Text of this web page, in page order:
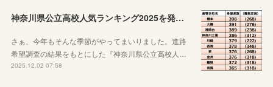
神奈川県公立高校人気ランキング2025を発表します！
さぁ、今年もそんな季節がやってまいりました。進路
希望調査の結果をもとにした『神奈川県公立高校人…
2025.12.02 07:58